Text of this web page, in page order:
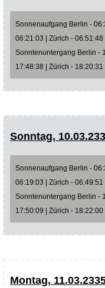
Sonnenaufgang Berlin -
06:21:03 | Zürich - 06:51:48
Sonntenuntergang Berlin -
17:48:38 | Zürich - 18:20:31
Sonntag,
Sonnenaufgang Berlin -
06:19:03 | Zürich - 06:49:51
Sonntenuntergang Berlin -
17:50:09 | Zürich - 18:22:00
Montag,